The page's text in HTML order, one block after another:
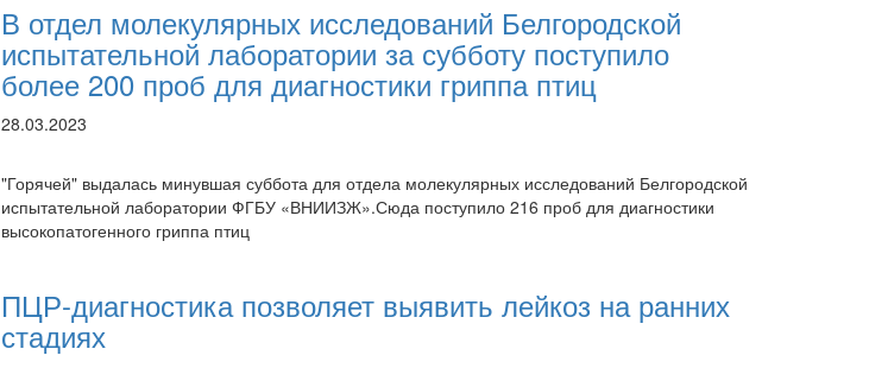
В отдел молекулярных исследований Белгородской
испытательной лаборатории за субботу поступило
более 200 проб для диагностики гриппа птиц
28.03.2023
"Горячей" выдалась минувшая суббота для отдела молекулярных исследований Белгородской
испытательной лаборатории ФГБУ «ВНИИЗЖ».Сюда поступило 216 проб для диагностики
высокопатогенного гриппа птиц
ПЦР-диагностика позволяет выявить лейкоз на ранних
стадиях